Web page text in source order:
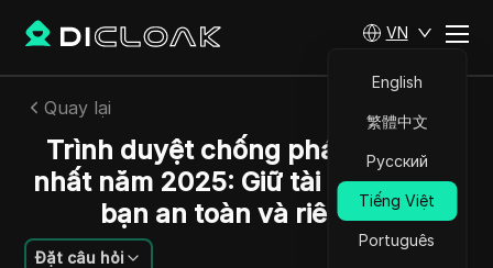
VN
English
繁體中文
Русский
Tiếng Việt
Português
Quay lại
Trình duyệt chống phát hiện tốt
nhất năm 2025: Giữ tài khoản của
bạn an toàn và riêng tư
Đặt câu hỏi